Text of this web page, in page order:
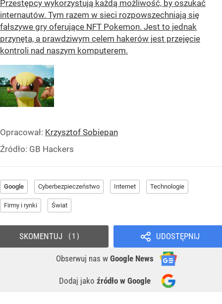
Przestępcy wykorzystują każdą możliwość, by oszukać
internautów. Tym razem w sieci rozpowszechniają się
fałszywe gry oferujące NFT Pokemon. Jest to jednak
przynęta, a prawdziwym celem hakerów jest przejęcie
kontroli nad naszym komputerem.
Opracował: Krzysztof Sobiepan
Źródło: GB Hackers
Google Cyberbezpieczeństwo Internet Technologie
Firmy i rynki Świat
UDOSTĘPNIJ
Obserwuj nas w Google News
Dodaj jako źródło w Google
SKOMENTUJ 1